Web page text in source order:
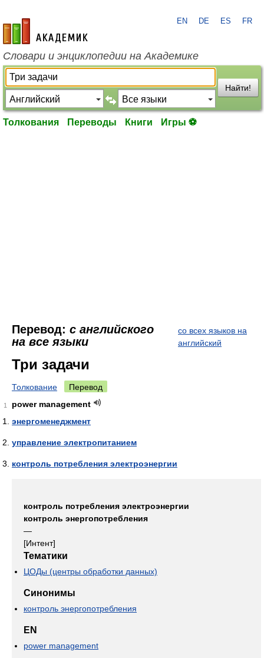
academic.ru
EN DE ES FR
Словари и энциклопедии на Академике
Найти!
Толкования Переводы Книги Игры ⚽
Перевод: с английского
на все языки
со всех языков на
английский
Три задачи
Толкование Перевод
1
power management
энергоменеджмент
управление электропитанием
контроль потребления электроэнергии
контроль потребления электроэнергии
контроль энергопотребления
—
[Интент]
Тематики
ЦОДы (центры обработки данных)
Синонимы
контроль энергопотребления
EN
power management